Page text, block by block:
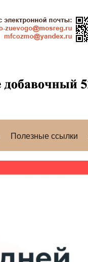
Полезные ссылки